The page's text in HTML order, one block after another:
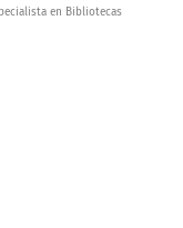
en Bibliotecas